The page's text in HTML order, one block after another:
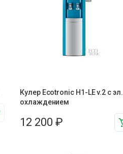
Кулер Ecotronic H1-LE v.2 с эл.
охлаждением
12 200 ₽